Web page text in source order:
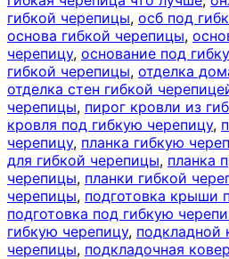
гибкой черепицы, осб под
основа гибкой черепицы,
черепицу, основание под
гибкой черепицы, отделка
отделка стен гибкой
черепицы, пирог кровли из
кровля под гибкую черепицу,
черепицу, планка гибкую
для гибкой черепицы, планка
черепицы, планки гибкой
черепицы, подготовка крыши
подготовка под гибкую
гибкую черепицу, подкладной
черепицы, подкладочная